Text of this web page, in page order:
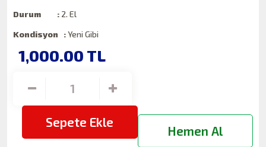
Durum : 2. El
Kondisyon :Yeni Gibi
1,000.00 TL
Sepete Ekle
Hemen Al